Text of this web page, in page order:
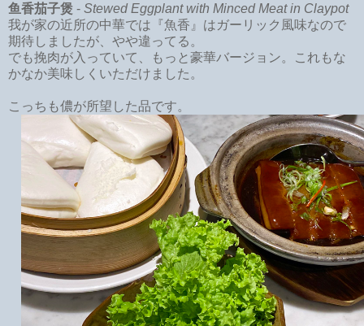
鱼香茄子煲 - Stewed Eggplant with Minced Meat in Claypot
我が家の近所の中華では『魚香』はガーリック風味なので
期待しましたが、やや違ってる。
でも挽肉が入っていて、もっと豪華バージョン。これもな
かなか美味しくいただけました。
こっちも儂が所望した品です。